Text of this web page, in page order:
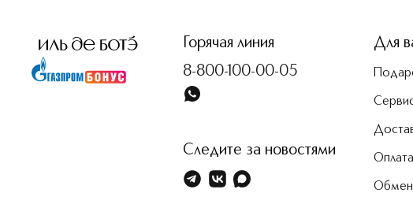
Горячая линия
8-800-100-00-05
Следите за новостями
Для
Оплата
Обмен